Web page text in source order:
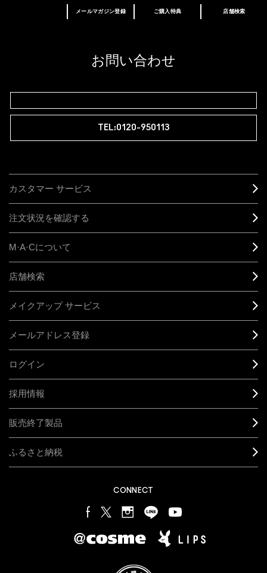
あなたはM･A･Cラバー ロイヤリティ プログ
登録後の初回購入時に10%OFF
メールマガジン登録 ご購入特典 店舗検索
お問い合わせ
TEL:0120-950113
カスタマー サービス
注文状況を確認する
M·A·Cについて
店舗検索
メイクアップ サービス
メールアドレス登録
ログイン
採用情報
販売終了製品
ふるさと納税
CONNECT